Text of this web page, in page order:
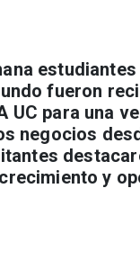
fueron
UC para una
negocios
y